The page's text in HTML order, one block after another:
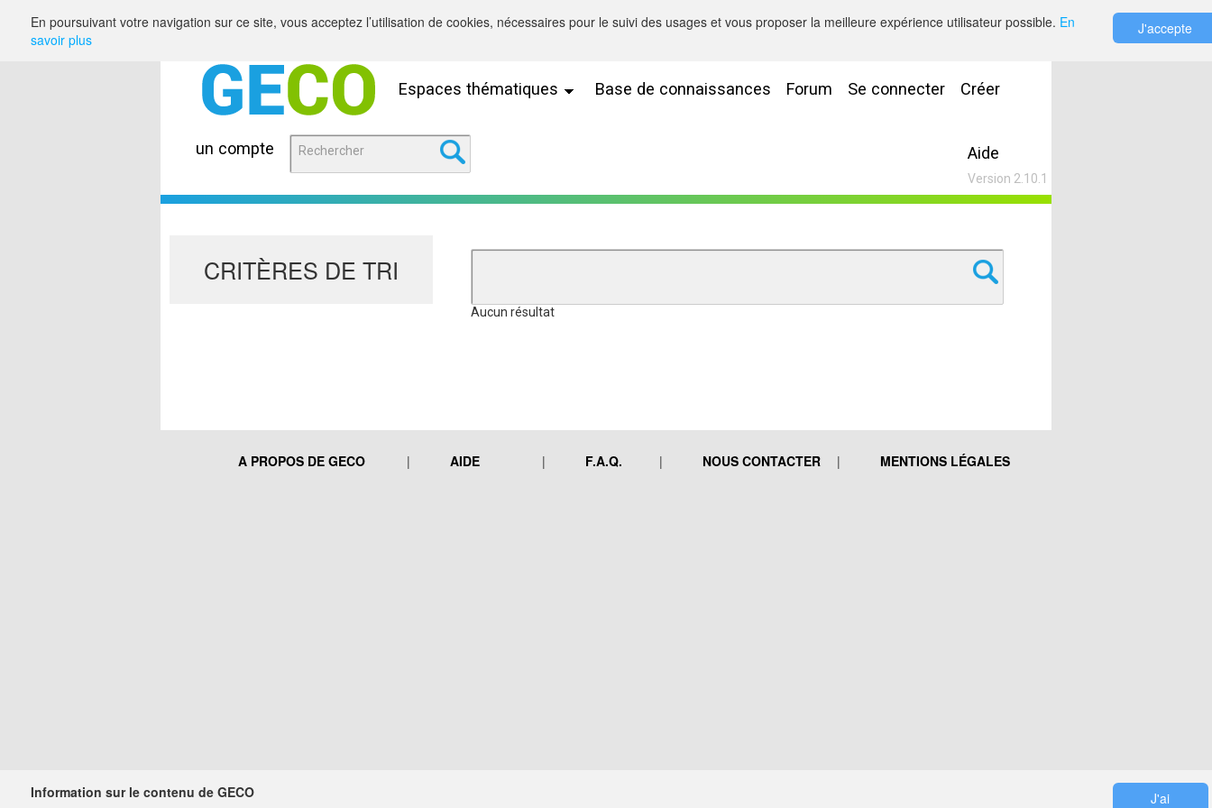
Espaces thématiques Base de connaissances Forum Se connecter Créer
un compte Aide
Version 2.10.1
CRITÈRES DE TRI
Aucun résultat
A PROPOS DE GECO AIDE F.A.Q. NOUS CONTACTER MENTIONS LÉGALES
En poursuivant votre navigation sur ce site, vous acceptez l’utilisation de cookies, nécessaires pour le suivi des usages et vous proposer la meilleure expérience utilisateur possible. En
savoir plus
J'accepte
Information sur le contenu de GECO
J'ai